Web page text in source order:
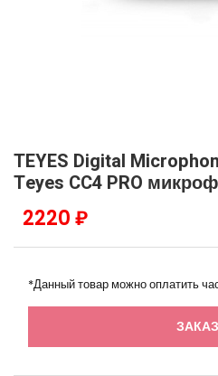
TEYES Digital
Teyes CC4 PRO
2220 ₽
*Данный товар можно оплатить